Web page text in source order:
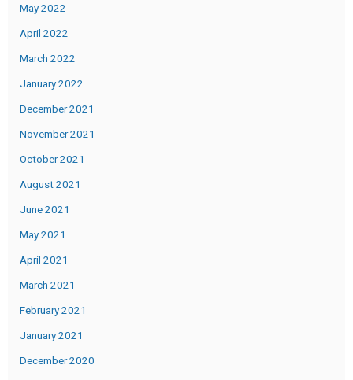
May 2022
April 2022
March 2022
January 2022
December 2021
November 2021
October 2021
August 2021
June 2021
May 2021
April 2021
March 2021
February 2021
January 2021
December 2020